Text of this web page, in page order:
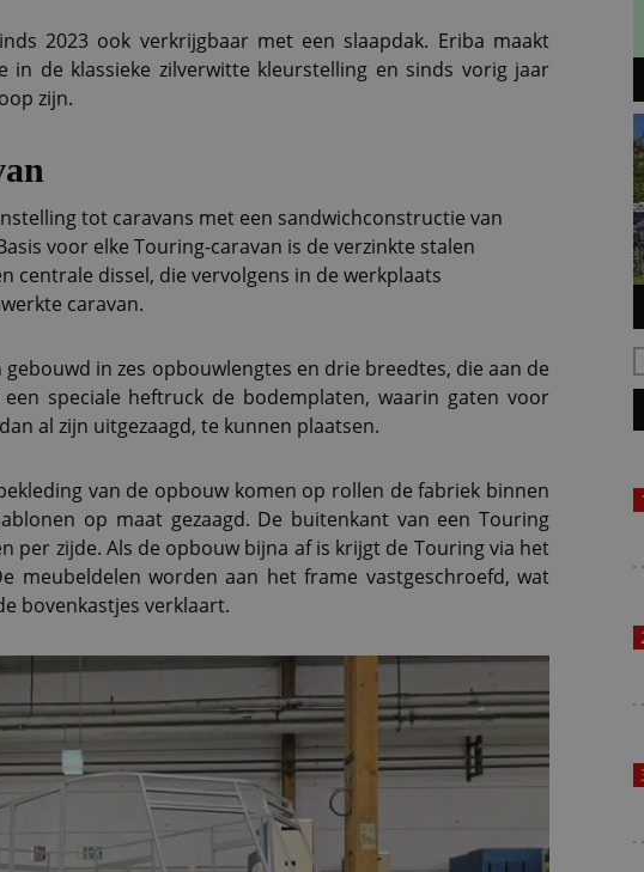
2023 ook verkrijgbaar met een slaapdak. Eriba maakt
in de klassieke zilverwitte kleurstelling en sinds vorig jaar
zijn.
tot caravans met een sandwichconstructie van
voor elke Touring-caravan is de verzinkte stalen
centrale dissel, die vervolgens in de werkplaats
caravan.
in zes opbouwlengtes en drie breedtes, die aan de
speciale heftruck de bodemplaten, waarin gaten voor
al zijn uitgezaagd, te kunnen plaatsen.
van de opbouw komen op rollen de fabriek binnen
op maat gezaagd. De buitenkant van een Touring
per zijde. Als de opbouw bijna af is krijgt de Touring via het
meubeldelen worden aan het frame vastgeschroefd, wat
bovenkastjes verklaart.